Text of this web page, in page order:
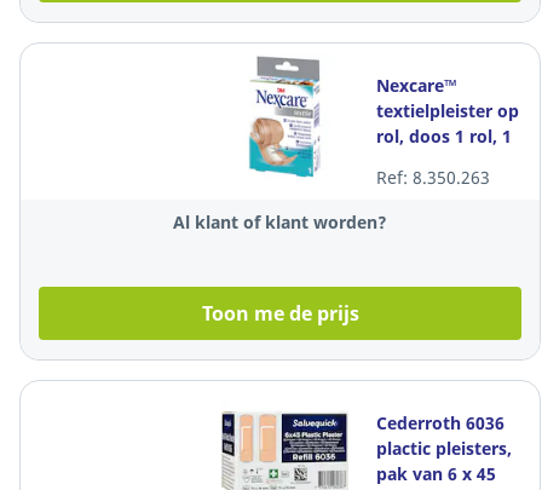
Nexcare™
textielpleister op
rol, doos 1 rol, 1
Ref: 8.350.263
Al klant of klant worden?
Toon me de prijs
Cederroth 6036
plactic pleisters,
pak van 6 x 45